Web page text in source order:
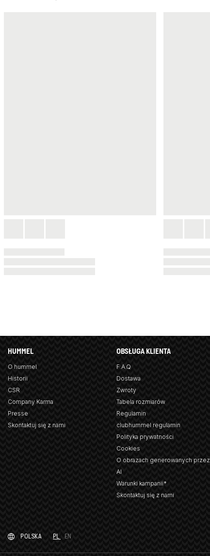
HUMMEL
O hummel
Historii
CSR
Company Karma
Presse
Skontaktuj się z nami
OBSŁUGA KLIENTA
F.A.Q
Dostawa
Zwroty
Tabela rozmiarów
Regulamin
clubhummel regulamin
Polityka prywatności
Cookies
O obrazach generowanych przez
AI
Warunki kampanii*
Skontaktuj się z nami
POLSKA PL EN